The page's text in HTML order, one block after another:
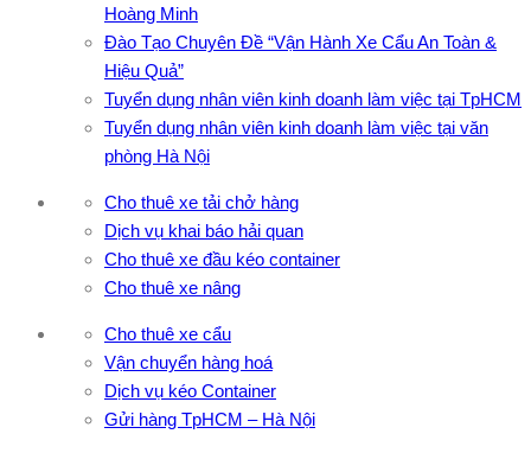
Hoàng Minh
Đào Tạo Chuyên Đề “Vận Hành Xe Cẩu An Toàn &
Hiệu Quả”
Tuyển dụng nhân viên kinh doanh làm việc tại TpHCM
Tuyển dụng nhân viên kinh doanh làm việc tại văn
phòng Hà Nội
Cho thuê xe tải chở hàng
Dịch vụ khai báo hải quan
Cho thuê xe đầu kéo container
Cho thuê xe nâng
Cho thuê xe cẩu
Vận chuyển hàng hoá
Dịch vụ kéo Container
Gửi hàng TpHCM – Hà Nội